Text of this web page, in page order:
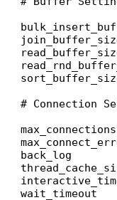
# Connection
back_log